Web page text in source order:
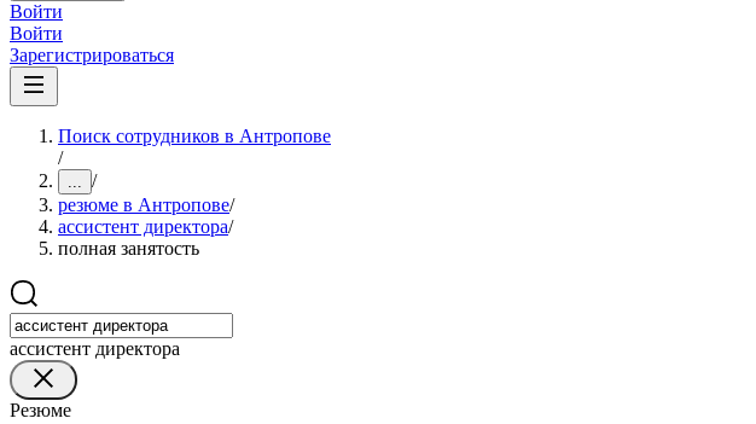
Войти
Войти
Зарегистрироваться
Поиск сотрудников в Антропове
/
... /
резюме в Антропове/
ассистент директора/
полная занятость
ассистент директора
Резюме